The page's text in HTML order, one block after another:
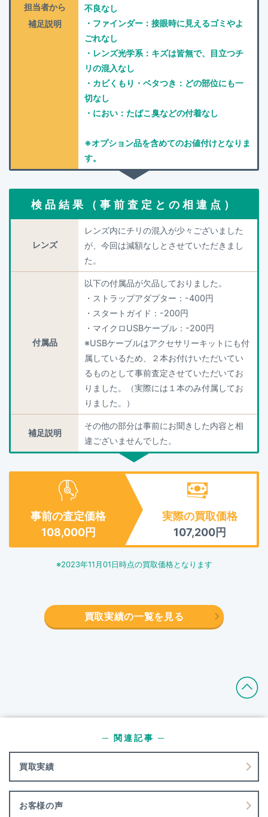
担当者から
補足説明
不良なし
・ファインダー：接眼時に見えるゴミやよ
ごれなし
・レンズ光学系：キズは皆無で、目立つチ
リの混入なし
・カビくもり・ベタつき：どの部位にも一
切なし
・におい：たばこ臭などの付着なし
※オプション品を含めてのお値付けとなりま
す。
検品結果（事前査定との相違点）
レンズ
レンズ内にチリの混入が少々ございました
が、今回は減額なしとさせていただきまし
た。
付属品
以下の付属品が欠品しておりました。
・ストラップアダプター：-400円
・スタートガイド：-200円
・マイクロUSBケーブル：-200円
※USBケーブルはアクセサリーキットにも付
属しているため、２本お付けいただいてい
るものとして事前査定させていただいてお
りました。（実際には１本のみ付属してお
りました。）
補足説明
その他の部分は事前にお聞きした内容と相
違ございませんでした。
事前の査定価格
108,000円
実際の買取価格
107,200円
※2023年11月01日時点の買取価格となります
買取実績の一覧を見る
買取実績
─ 関連記事 ─
お客様の声